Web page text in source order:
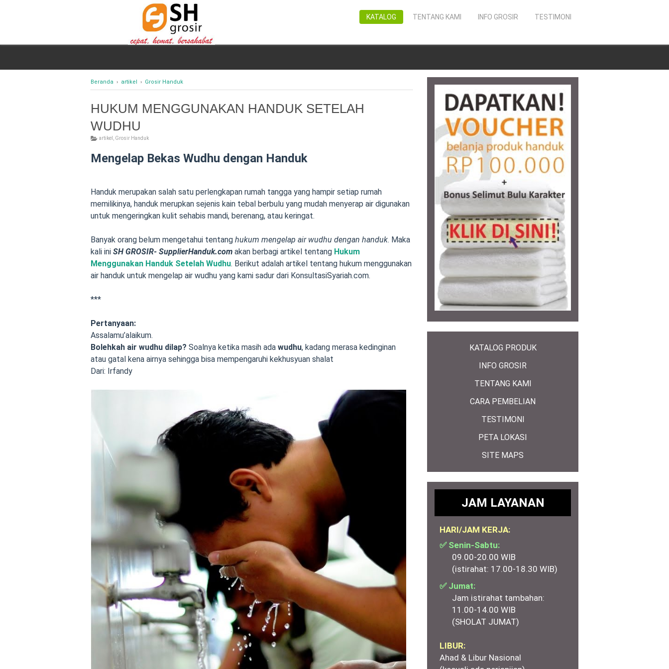
TESTIMONI
INFO GROSIR
TENTANG KAMI
KATALOG
Beranda › artikel › Grosir Handuk
HUKUM MENGGUNAKAN HANDUK SETELAH
WUDHU
artikel Grosir Handuk
Mengelap Bekas Wudhu dengan Handuk
Handuk merupakan salah satu perlengkapan rumah tangga yang hampir setiap rumah
memilikinya, handuk merupkan sejenis kain tebal berbulu yang mudah menyerap air digunakan
untuk mengeringkan kulit sehabis mandi, berenang, atau keringat.
Banyak orang belum mengetahui tentang hukum mengelap air wudhu dengan handuk. Maka
kali ini SH GROSIR- SupplierHanduk.com akan berbagi artikel tentang Hukum
Menggunakan Handuk Setelah Wudhu. Berikut adalah artikel tentang hukum menggunakan
air handuk untuk mengelap air wudhu yang kami sadur dari KonsultasiSyariah.com.
***
Pertanyaan:
Assalamu’alaikum.
Bolehkah air wudhu dilap? Soalnya ketika masih ada wudhu, kadang merasa kedinginan
atau gatal kena airnya sehingga bisa mempengaruhi kekhusyuan shalat
Dari: Irfandy
KATALOG PRODUK
INFO GROSIR
TENTANG KAMI
CARA PEMBELIAN
TESTIMONI
PETA LOKASI
SITE MAPS
JAM LAYANAN
HARI/JAM KERJA:
✅ Senin-Sabtu:
09.00-20.00 WIB
(istirahat: 17.00-18.30 WIB)
✅ Jumat:
Jam istirahat tambahan:
11.00-14.00 WIB
(SHOLAT JUMAT)
LIBUR:
Ahad & Libur Nasional